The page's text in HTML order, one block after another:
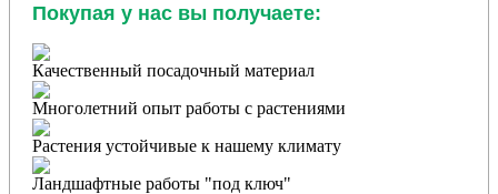
Покупая у нас вы получаете:
Качественный посадочный материал
Многолетний опыт работы с растениями
Растения устойчивые к нашему климату
Ландшафтные работы "под ключ"